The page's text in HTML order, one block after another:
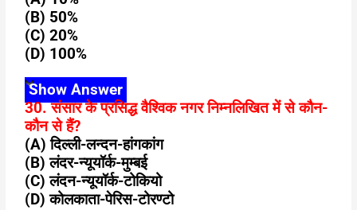
(B) 50%
(C) 20%
(D) 100%
Show Answer
30. संसार के प्रसिद्ध वैश्विक नगर निम्नलिखित में से कौन-
कौन से हैं?
(A) दिल्ली-लन्दन-हांगकांग
(B) लंदर-न्यूयॉर्क-मुम्बई
(C) लंदन-न्यूयॉर्क-टोकियो
(D) कोलकाता-पेरिस-टोरण्टो